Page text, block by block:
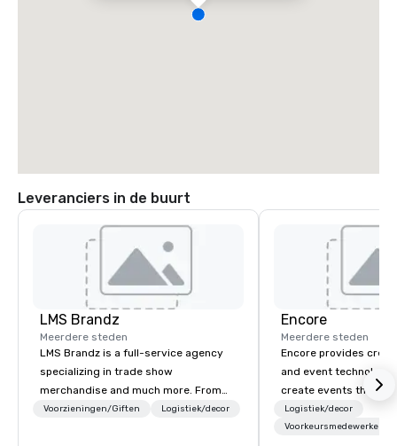
Leveranciers in de buurt
LMS Brandz
Meerdere steden
LMS Brandz is a full-service agency
specializing in trade show
merchandise and much more. From
booth giveaways and branded apparel
Voorzieningen/Giften Logistiek/decor
Encore
Meerdere steden
Encore provides
and event technology
create events that
creates memorable
that engage and
Logistiek/decor
Voorkeursmedewerkers